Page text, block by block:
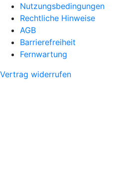
Nutzungsbedingungen
Rechtliche Hinweise
AGB
Barrierefreiheit
Fernwartung
Vertrag widerrufen